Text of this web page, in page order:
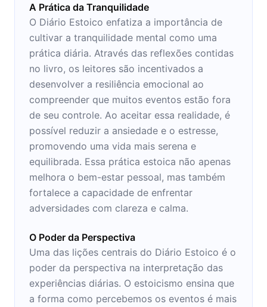
A Prática da Tranquilidade
O Diário Estoico enfatiza a importância de
cultivar a tranquilidade mental como uma
prática diária. Através das reflexões contidas
no livro, os leitores são incentivados a
desenvolver a resiliência emocional ao
compreender que muitos eventos estão fora
de seu controle. Ao aceitar essa realidade, é
possível reduzir a ansiedade e o estresse,
promovendo uma vida mais serena e
equilibrada. Essa prática estoica não apenas
melhora o bem-estar pessoal, mas também
fortalece a capacidade de enfrentar
adversidades com clareza e calma.
O Poder da Perspectiva
Uma das lições centrais do Diário Estoico é o
poder da perspectiva na interpretação das
experiências diárias. O estoicismo ensina que
a forma como percebemos os eventos é mais